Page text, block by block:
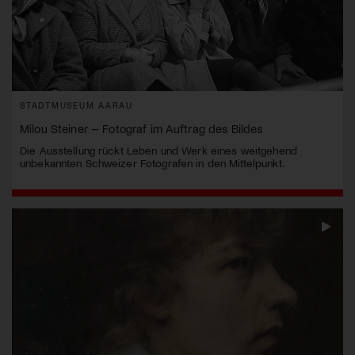
STADTMUSEUM AARAU
Milou Steiner – Fotograf im Auftrag des Bildes
Die Ausstellung rückt Leben und Werk eines weitgehend
unbekannten Schweizer Fotografen in den Mittelpunkt.